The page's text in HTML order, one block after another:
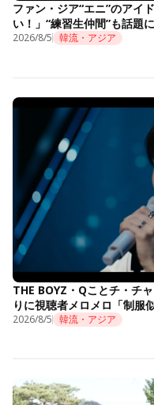
ファン・ジア“エニ”のアイ
い！」“練習生仲間”も話題
2026/8/5 韓流・アジア
THE BOYZ・Qことチ・チ
りに視聴者メロメロ「制服
2026/8/5 韓流・アジア